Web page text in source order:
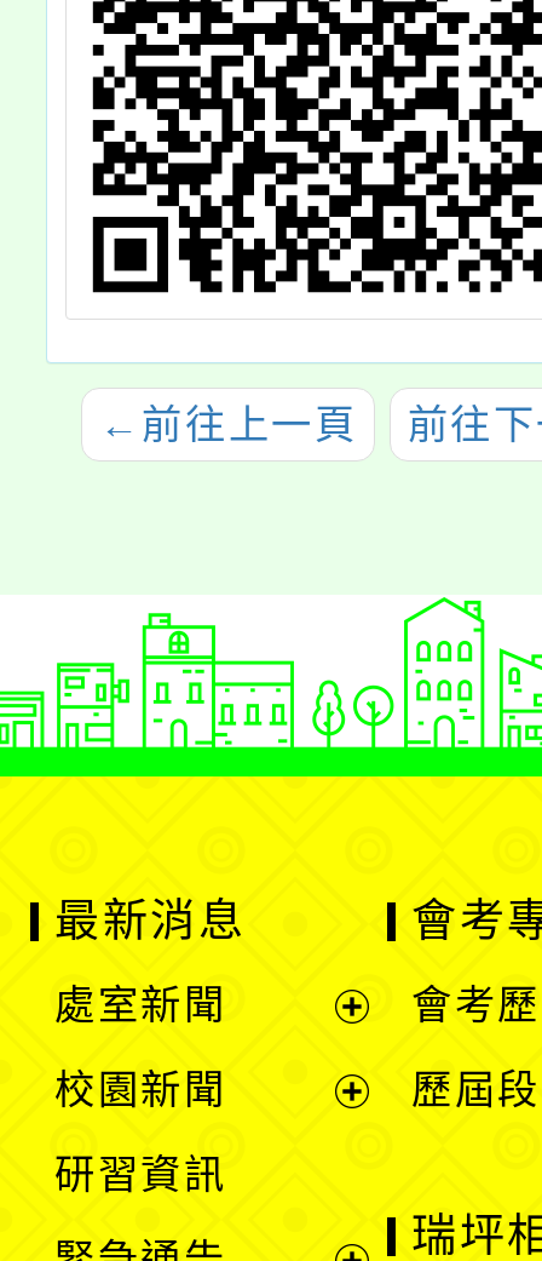
← 前往上一頁 前往
最新消息
處室新聞
校園新聞
研習資訊
會考
會考
歷屆
瑞坪